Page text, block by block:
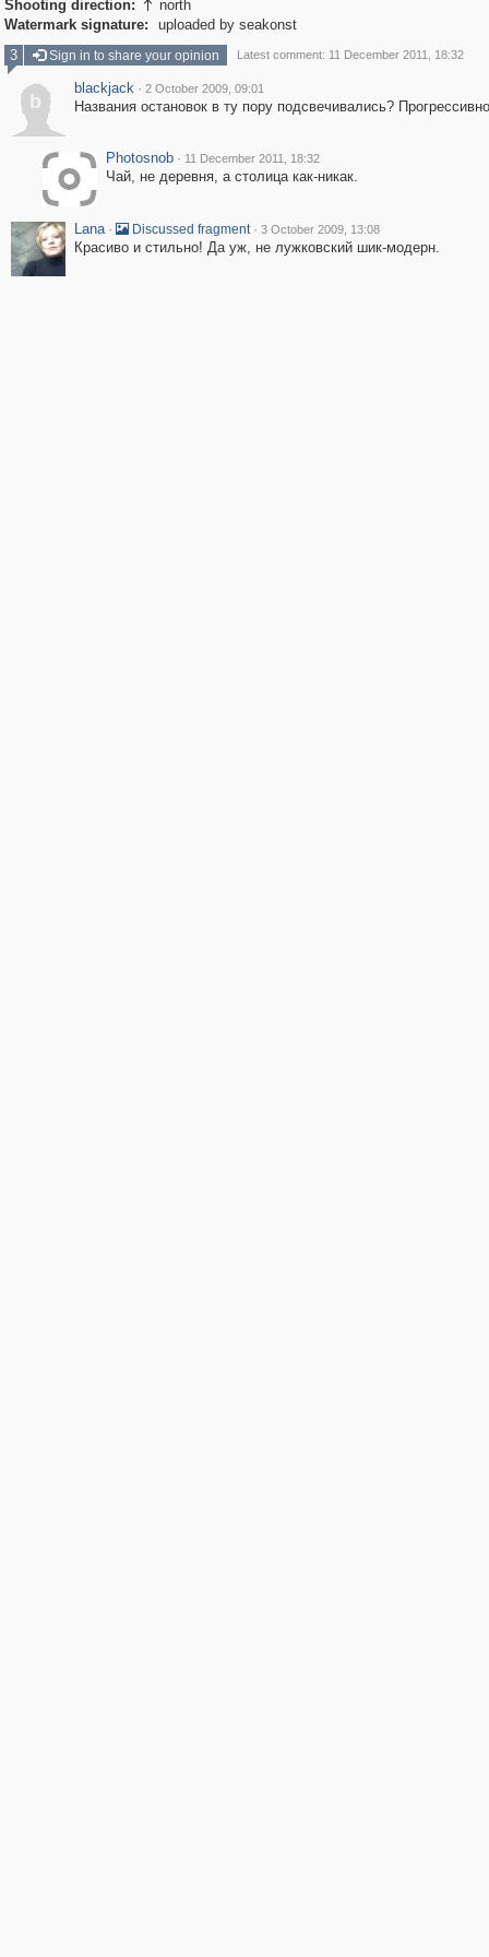
Shooting direction:  north
Watermark signature:
uploaded by seakonst
3
Sign in to share your opinion Latest comment: 11 December 2011, 18:32
b
blackjack · 2 October 2009, 09:01
Названия остановок в ту пору подсвечивались? Прогрессивно
Photosnob · 11 December 2011, 18:32
Чай, не деревня, а столица как-никак.
Lana · Discussed fragment · 3 October 2009, 13:08
Красиво и стильно! Да уж, не лужковский шик-модерн.